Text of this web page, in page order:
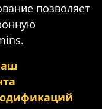
позволяет